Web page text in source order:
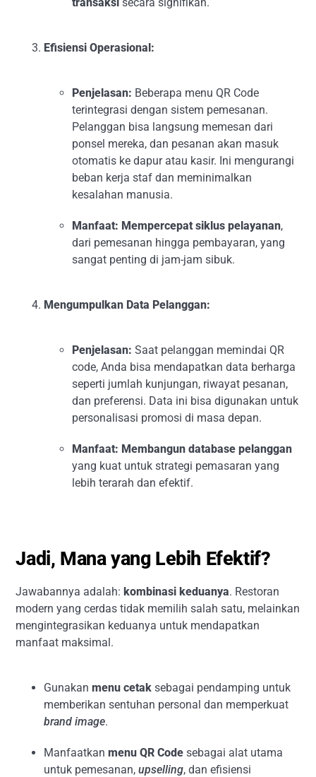
Efisiensi Operasional:
Penjelasan: Beberapa menu QR Code
terintegrasi dengan sistem pemesanan.
Pelanggan bisa langsung memesan dari
ponsel mereka, dan pesanan akan masuk
otomatis ke dapur atau kasir. Ini mengurangi
beban kerja staf dan meminimalkan
kesalahan manusia.
Manfaat: Mempercepat siklus pelayanan,
dari pemesanan hingga pembayaran, yang
sangat penting di jam-jam sibuk.
Mengumpulkan Data Pelanggan:
Penjelasan: Saat pelanggan memindai QR
code, Anda bisa mendapatkan data berharga
seperti jumlah kunjungan, riwayat pesanan,
dan preferensi. Data ini bisa digunakan untuk
personalisasi promosi di masa depan.
Manfaat: Membangun database pelanggan
yang kuat untuk strategi pemasaran yang
lebih terarah dan efektif.
Jadi, Mana yang Lebih Efektif?
Jawabannya adalah:kombinasi keduanya. Restoran
modern yang cerdas tidak memilih salah satu, melainkan
mengintegrasikan keduanya untuk mendapatkan
manfaat maksimal.
Gunakanmenu cetak sebagai pendamping untuk
memberikan sentuhan personal dan memperkuat
brand image.
Manfaatkanmenu QR Code sebagai alat utama
untuk pemesanan,upselling, dan efisiensi